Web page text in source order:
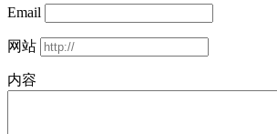
Email
网站
内容